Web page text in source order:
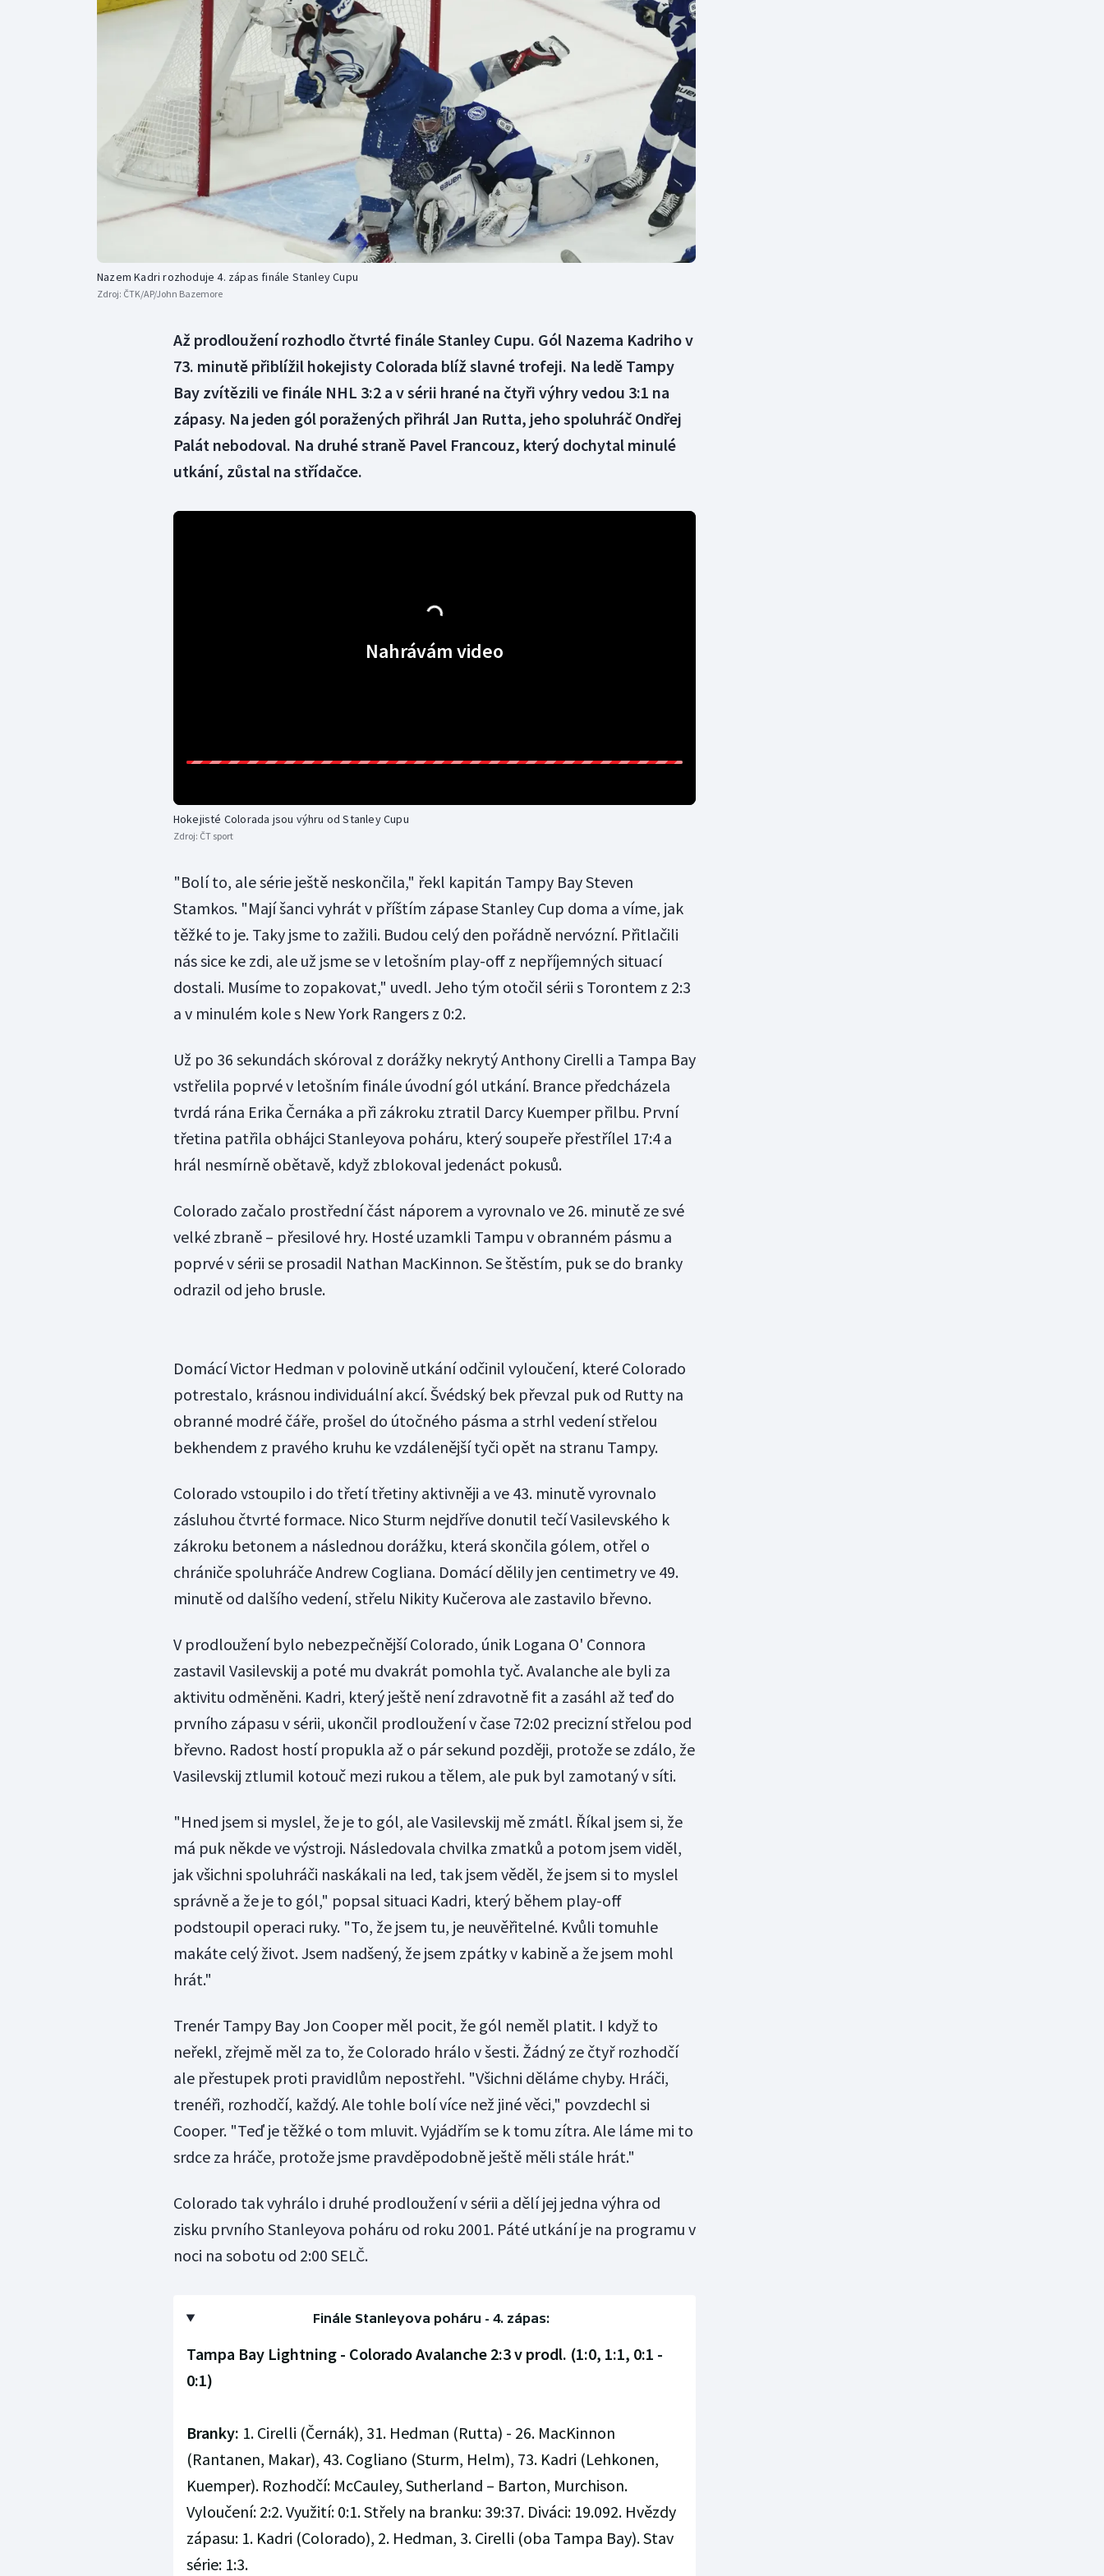
Curling
Dostihy
Florbal
Futsal
Gymnastika
Moderní pětiboj
Motorsport
Olympijské hry
Parasport
Plavání
Plážový volejbal
Triatlon
Veslování
Vodní slalom
Volejbal
Ostatní
Nazem Kadri rozhoduje 4. zápas finále Stanley Cupu
Zdroj: ČTK/AP/John Bazemore
Až prodloužení rozhodlo čtvrté finále Stanley Cupu. Gól Nazema Kadriho v
73. minutě přiblížil hokejisty Colorada blíž slavné trofeji. Na ledě Tampy
Bay zvítězili ve finále NHL 3:2 a v sérii hrané na čtyři výhry vedou 3:1 na
zápasy. Na jeden gól poražených přihrál Jan Rutta, jeho spoluhráč Ondřej
Palát nebodoval. Na druhé straně Pavel Francouz, který dochytal minulé
utkání, zůstal na střídačce.
Nahrávám video
Hokejisté Colorada jsou výhru od Stanley Cupu
Zdroj: ČT sport
"Bolí to, ale série ještě neskončila," řekl kapitán Tampy Bay Steven
Stamkos. "Mají šanci vyhrát v příštím zápase Stanley Cup doma a víme, jak
těžké to je. Taky jsme to zažili. Budou celý den pořádně nervózní. Přitlačili
nás sice ke zdi, ale už jsme se v letošním play-off z nepříjemných situací
dostali. Musíme to zopakovat," uvedl. Jeho tým otočil sérii s Torontem z 2:3
a v minulém kole s New York Rangers z 0:2.
Už po 36 sekundách skóroval z dorážky nekrytý Anthony Cirelli a Tampa Bay
vstřelila poprvé v letošním finále úvodní gól utkání. Brance předcházela
tvrdá rána Erika Černáka a při zákroku ztratil Darcy Kuemper přilbu. První
třetina patřila obhájci Stanleyova poháru, který soupeře přestřílel 17:4 a
hrál nesmírně obětavě, když zblokoval jedenáct pokusů.
Colorado začalo prostřední část náporem a vyrovnalo ve 26. minutě ze své
velké zbraně – přesilové hry. Hosté uzamkli Tampu v obranném pásmu a
poprvé v sérii se prosadil Nathan MacKinnon. Se štěstím, puk se do branky
odrazil od jeho brusle.
Domácí Victor Hedman v polovině utkání odčinil vyloučení, které Colorado
potrestalo, krásnou individuální akcí. Švédský bek převzal puk od Rutty na
obranné modré čáře, prošel do útočného pásma a strhl vedení střelou
bekhendem z pravého kruhu ke vzdálenější tyči opět na stranu Tampy.
Colorado vstoupilo i do třetí třetiny aktivněji a ve 43. minutě vyrovnalo
zásluhou čtvrté formace. Nico Sturm nejdříve donutil tečí Vasilevského k
zákroku betonem a následnou dorážku, která skončila gólem, otřel o
chrániče spoluhráče Andrew Cogliana. Domácí dělily jen centimetry ve 49.
minutě od dalšího vedení, střelu Nikity Kučerova ale zastavilo břevno.
V prodloužení bylo nebezpečnější Colorado, únik Logana O' Connora
zastavil Vasilevskij a poté mu dvakrát pomohla tyč. Avalanche ale byli za
aktivitu odměněni. Kadri, který ještě není zdravotně fit a zasáhl až teď do
prvního zápasu v sérii, ukončil prodloužení v čase 72:02 precizní střelou pod
břevno. Radost hostí propukla až o pár sekund později, protože se zdálo, že
Vasilevskij ztlumil kotouč mezi rukou a tělem, ale puk byl zamotaný v síti.
"Hned jsem si myslel, že je to gól, ale Vasilevskij mě zmátl. Říkal jsem si, že
má puk někde ve výstroji. Následovala chvilka zmatků a potom jsem viděl,
jak všichni spoluhráči naskákali na led, tak jsem věděl, že jsem si to myslel
správně a že je to gól," popsal situaci Kadri, který během play-off
podstoupil operaci ruky. "To, že jsem tu, je neuvěřitelné. Kvůli tomuhle
makáte celý život. Jsem nadšený, že jsem zpátky v kabině a že jsem mohl
hrát."
Trenér Tampy Bay Jon Cooper měl pocit, že gól neměl platit. I když to
neřekl, zřejmě měl za to, že Colorado hrálo v šesti. Žádný ze čtyř rozhodčí
ale přestupek proti pravidlům nepostřehl. "Všichni děláme chyby. Hráči,
trenéři, rozhodčí, každý. Ale tohle bolí více než jiné věci," povzdechl si
Cooper. "Teď je těžké o tom mluvit. Vyjádřím se k tomu zítra. Ale láme mi to
srdce za hráče, protože jsme pravděpodobně ještě měli stále hrát."
Colorado tak vyhrálo i druhé prodloužení v sérii a dělí jej jedna výhra od
zisku prvního Stanleyova poháru od roku 2001. Páté utkání je na programu v
noci na sobotu od 2:00 SELČ.
Finále Stanleyova poháru - 4. zápas:
Tampa Bay Lightning - Colorado Avalanche 2:3 v prodl. (1:0, 1:1, 0:1 -
0:1)
Branky: 1. Cirelli (Černák), 31. Hedman (Rutta) - 26. MacKinnon
(Rantanen, Makar), 43. Cogliano (Sturm, Helm), 73. Kadri (Lehkonen,
Kuemper). Rozhodčí: McCauley, Sutherland – Barton, Murchison.
Vyloučení: 2:2. Využití: 0:1. Střely na branku: 39:37. Diváci: 19.092. Hvězdy
zápasu: 1. Kadri (Colorado), 2. Hedman, 3. Cirelli (oba Tampa Bay). Stav
série: 1:3.